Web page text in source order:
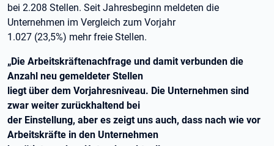
bei 2.208 Stellen. Seit Jahresbeginn meldeten die
Unternehmen im Vergleich zum Vorjahr
1.027 (23,5%) mehr freie Stellen.
„Die Arbeitskräftenachfrage und damit verbunden die
Anzahl neu gemeldeter Stellen
liegt über dem Vorjahresniveau. Die Unternehmen sind
zwar weiter zurückhaltend bei
der Einstellung, aber es zeigt uns auch, dass nach wie vor
Arbeitskräfte in den Unternehmen